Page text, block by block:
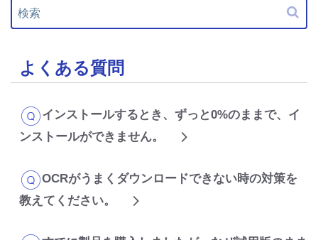
よくある質問
インストールするとき、ずっと0%のままで、イ
ンストールができません。
OCRがうまくダウンロードできない時の対策を
教えてください。